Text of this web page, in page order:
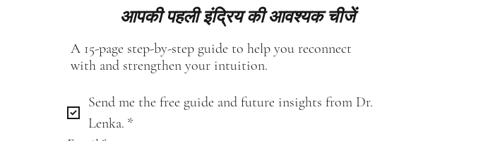
आपकी पहली इंद्रिय की आवश्यक चीजें
A 15-page step-by-step guide to help you reconnect
with and strengthen your intuition.
Send me the free guide and future insights from Dr.
Lenka. *